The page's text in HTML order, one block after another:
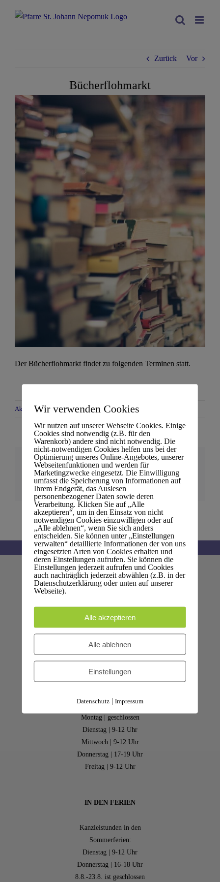
Inhalt
Zurück Vor
Bücherflohmarkt
Der Bücherflohmarkt findet zu folgenden Terminen statt.
Aktuelles Nepomuk | 0 Kommentare
Artikel teilen
X Pinterest
E-
PFARRE ST. JOHANN NEPOMUK
Auf KARTE anzeigen
Montag | geschlossen
Dienstag | 9-12 Uhr
Mittwoch | 9-12 Uhr
Donnerstag | 17-19 Uhr
Freitag | 9-12 Uhr
IN DEN FERIEN
Kanzleistunden in den
Sommerferien:
Dienstag | 9-12 Uhr
Donnerstag | 16-18 Uhr
8.8.-23.8. ist geschlossen
Wir verwenden Cookies
Wir nutzen auf unserer Webseite Cookies. Einige
Cookies sind notwendig (z.B. für den
Warenkorb) andere sind nicht notwendig. Die
nicht-notwendigen Cookies helfen uns bei der
Optimierung unseres Online-Angebotes, unserer
Webseitenfunktionen und werden für
Marketingzwecke eingesetzt. Die Einwilligung
umfasst die Speicherung von Informationen auf
Ihrem Endgerät, das Auslesen
personenbezogener Daten sowie deren
Verarbeitung. Klicken Sie auf „Alle
akzeptieren“, um in den Einsatz von nicht
notwendigen Cookies einzuwilligen oder auf
„Alle ablehnen“, wenn Sie sich anders
entscheiden. Sie können unter „Einstellungen
verwalten“ detaillierte Informationen der von uns
eingesetzten Arten von Cookies erhalten und
deren Einstellungen aufrufen. Sie können die
Einstellungen jederzeit aufrufen und Cookies
auch nachträglich jederzeit abwählen (z.B. in der
Datenschutzerklärung oder unten auf unserer
Webseite).
Alle akzeptieren
Alle ablehnen
Einstellungen
Datenschutz | Impressum